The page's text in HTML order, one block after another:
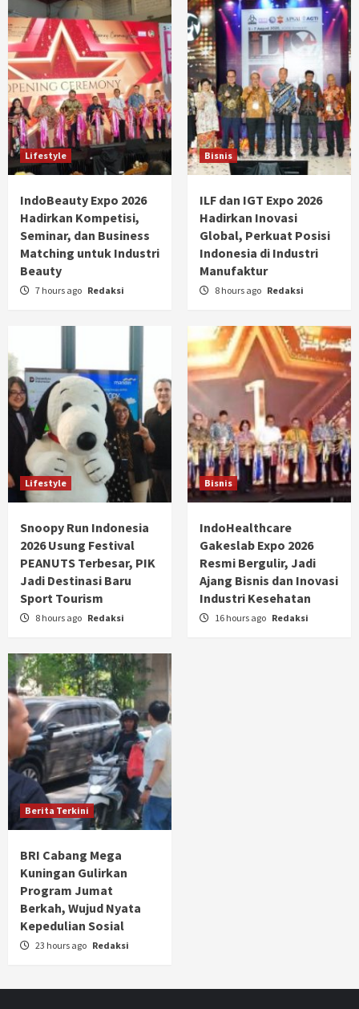
Lifestyle
IndoBeauty Expo 2026
Hadirkan Kompetisi,
Seminar, dan Business
Matching untuk Industri
Beauty
7 hours ago Redaksi
Bisnis
ILF dan IGT Expo 2026
Hadirkan Inovasi
Global, Perkuat Posisi
Indonesia di Industri
Manufaktur
8 hours ago Redaksi
Lifestyle
Snoopy Run Indonesia
2026 Usung Festival
PEANUTS Terbesar, PIK
Jadi Destinasi Baru
Sport Tourism
8 hours ago Redaksi
Bisnis
IndoHealthcare
Gakeslab Expo 2026
Resmi Bergulir, Jadi
Ajang Bisnis dan Inovasi
Industri Kesehatan
16 hours ago Redaksi
Berita Terkini
BRI Cabang Mega
Kuningan Gulirkan
Program Jumat
Berkah, Wujud Nyata
Kepedulian Sosial
23 hours ago Redaksi